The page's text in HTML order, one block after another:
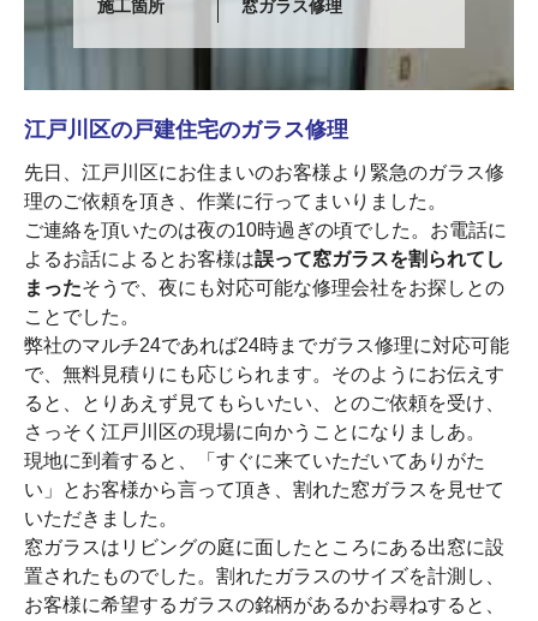
施工箇所
窓ガラス修理
江戸川区の戸建住宅のガラス修理
先日、江戸川区にお住まいのお客様より緊急のガラス修
理のご依頼を頂き、作業に行ってまいりました。
ご連絡を頂いたのは夜の10時過ぎの頃でした。お電話に
よるお話によるとお客様は誤って窓ガラスを割られてし
まったそうで、夜にも対応可能な修理会社をお探しとの
ことでした。
弊社のマルチ24であれば24時までガラス修理に対応可能
で、無料見積りにも応じられます。そのようにお伝えす
ると、とりあえず見てもらいたい、とのご依頼を受け、
さっそく江戸川区の現場に向かうことになりましあ。
現地に到着すると、「すぐに来ていただいてありがた
い」とお客様から言って頂き、割れた窓ガラスを見せて
いただきました。
窓ガラスはリビングの庭に面したところにある出窓に設
置されたものでした。割れたガラスのサイズを計測し、
お客様に希望するガラスの銘柄があるかお尋ねすると、